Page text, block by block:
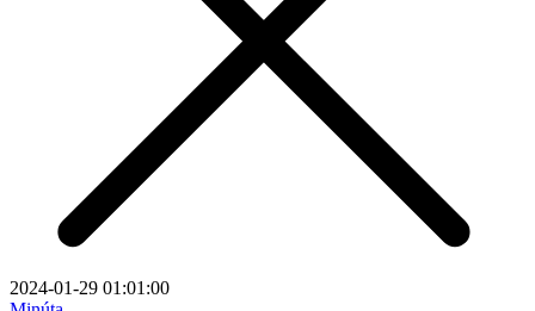
2024-01-29 01:01:00